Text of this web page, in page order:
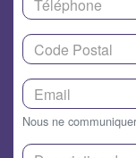
Nous ne